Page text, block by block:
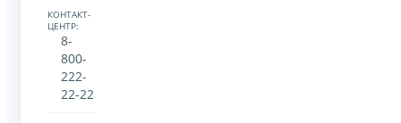
КОНТАКТ-
ЦЕНТР:
8-
800-
222-
22-22